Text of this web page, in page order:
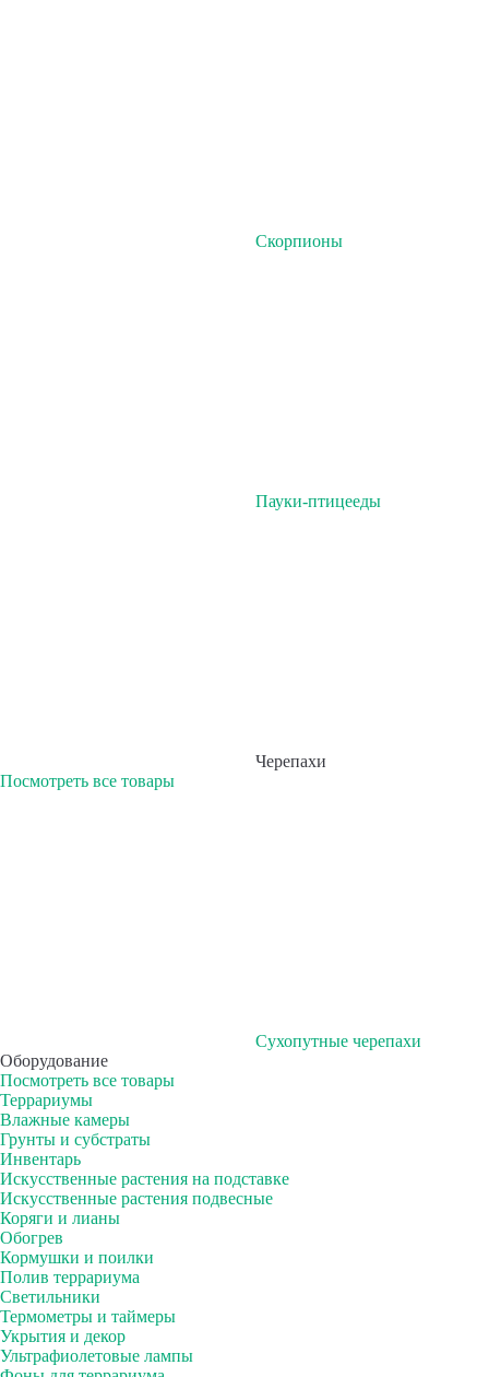
Скорпионы
Пауки-птицееды
Черепахи
Посмотреть все товары
Сухопутные черепахи
Оборудование
Посмотреть все товары
Террариумы
Влажные камеры
Грунты и субстраты
Инвентарь
Искусственные растения на подставке
Искусственные растения подвесные
Коряги и лианы
Обогрев
Кормушки и поилки
Полив террариума
Светильники
Термометры и таймеры
Укрытия и декор
Ультрафиолетовые лампы